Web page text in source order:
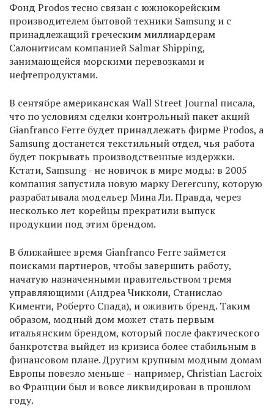
Фонд Prodos тесно связан с южнокорейским
производителем бытовой техники Samsung и с
принадлежащий греческим миллиардерам
Салонитисам компанией Salmar Shipping,
занимающейся морскими перевозками и
нефтепродуктами.
В сентябре американская Wall Street Journal писала,
что по условиям сделки контрольный пакет акций
Gianfranco Ferre будет принадлежать фирме Prodos, а
Samsung достанется текстильный отдел, чья работа
будет покрывать производственные издержки.
Кстати, Samsung - не новичок в мире моды: в 2005
компания запустила новую марку Derercuny, которую
разрабатывала модельер Мина Ли. Правда, через
несколько лет корейцы прекратили выпуск
продукции под этим брендом.
В ближайшее время Gianfranco Ferre займется
поисками партнеров, чтобы завершить работу,
начатую назначенными правительством тремя
управляющими (Андреа Чикколи, Станислао
Кименти, Роберто Спада), и оживить бренд. Таким
образом, модный дом может стать первым
итальянским брендом, который после фактического
банкротства выйдет из кризиса более стабильным в
финансовом плане. Другим крупным модным домам
Европы повезло меньше – например, Christian Lacroix
во Франции был и вовсе ликвидирован в прошлом
году.